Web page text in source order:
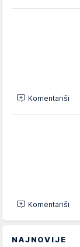
Komentariši
Komentariši
NAJNOVIJE